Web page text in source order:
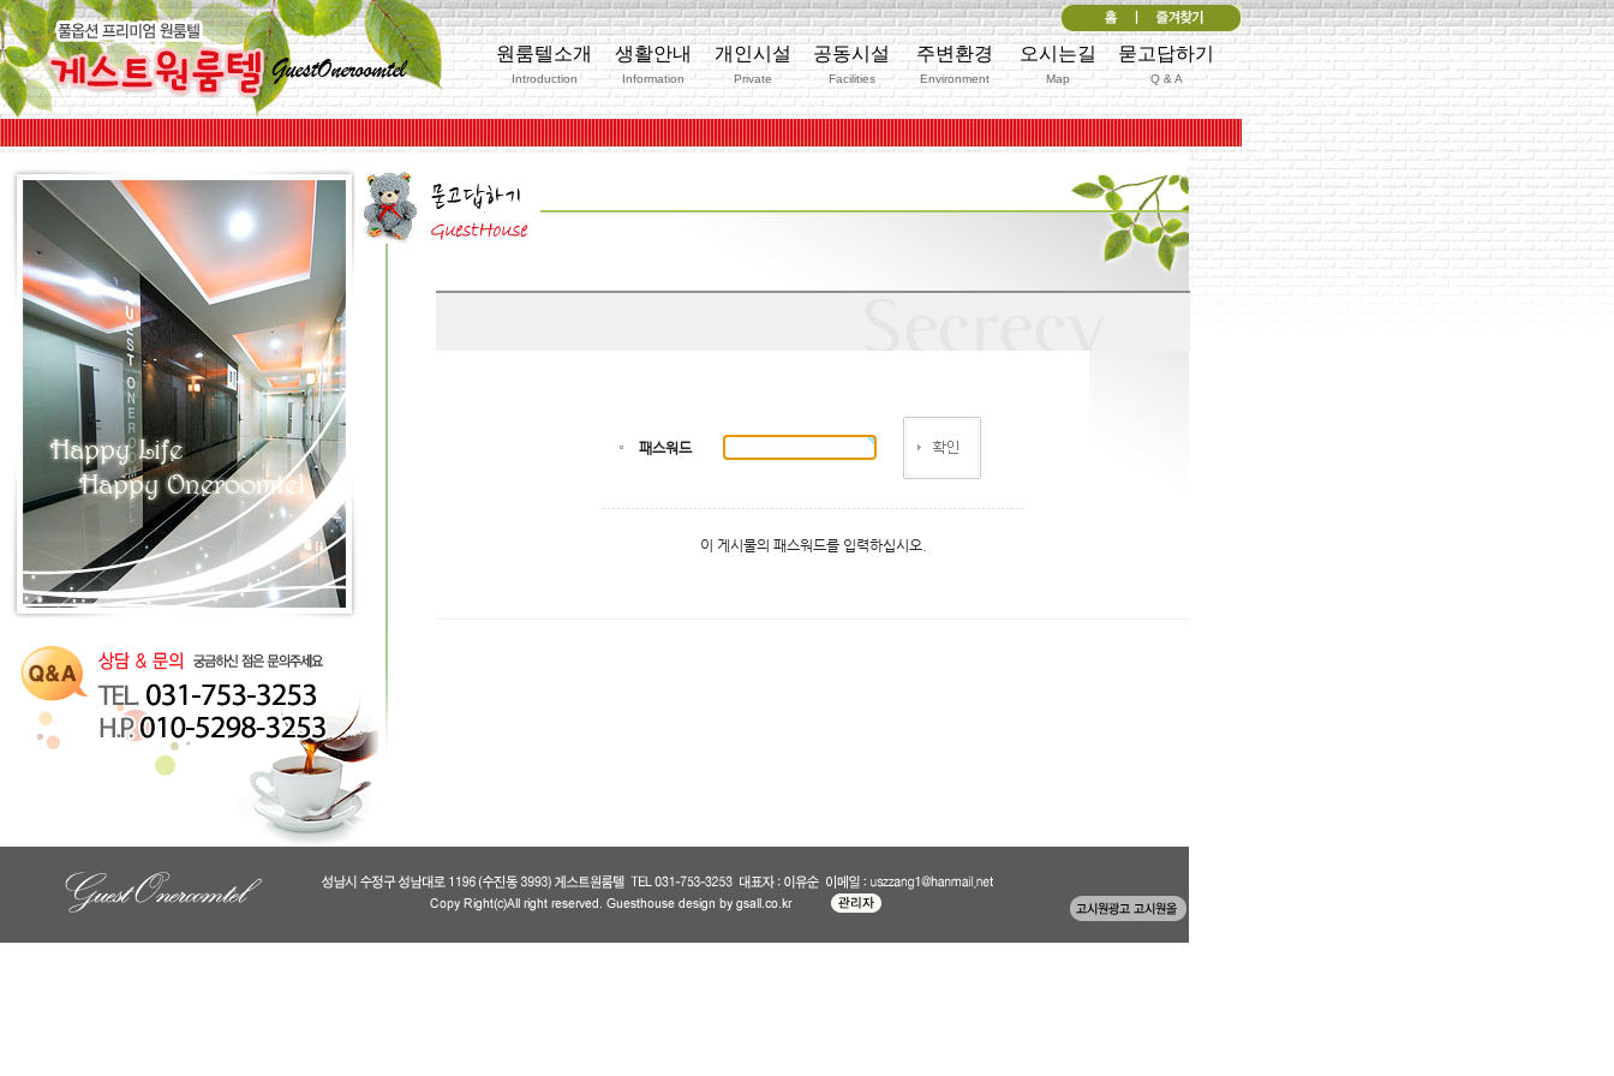
원룸텔소개
Introduction
생활안내
Information
개인시설
Private
공동시설
Facilities
주변환경
Environment
오시는길
Map
묻고답하기
Q & A
패스워드
이 게시물의 패스워드를 입력하십시오.